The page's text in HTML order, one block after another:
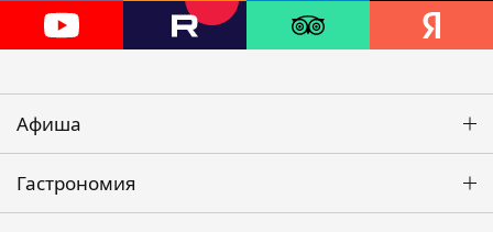
Афиша
Гастрономия